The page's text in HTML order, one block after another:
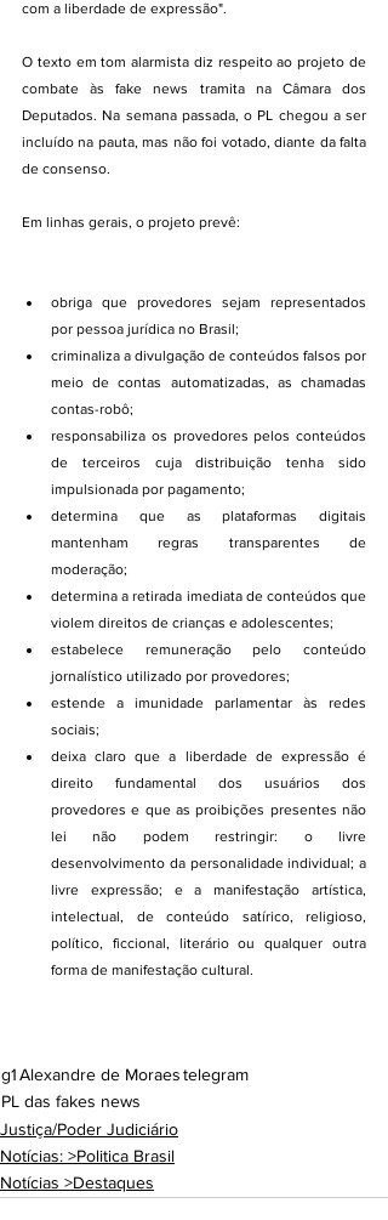
com a liberdade de expressão".
O texto em tom alarmista diz respeito ao projeto de
combate às fake news tramita na Câmara dos
Deputados. Na semana passada, o PL chegou a ser
incluído na pauta, mas não foi votado, diante da falta
de consenso.
Em linhas gerais, o projeto prevê:
obriga que provedores sejam representados
por pessoa jurídica no Brasil;
criminaliza a divulgação de conteúdos falsos por
meio de contas automatizadas, as chamadas
contas-robô;
responsabiliza os provedores pelos conteúdos
de terceiros cuja distribuição tenha sido
impulsionada por pagamento;
determina que as plataformas digitais
mantenham regras transparentes de
moderação;
determina a retirada imediata de conteúdos que
violem direitos de crianças e adolescentes;
estabelece remuneração pelo conteúdo
jornalístico utilizado por provedores;
estende a imunidade parlamentar às redes
sociais;
deixa claro que a liberdade de expressão é
direito fundamental dos usuários dos
provedores e que as proibições presentes não
lei não podem restringir: o livre
desenvolvimento da personalidade individual; a
livre expressão; e a manifestação artística,
intelectual, de conteúdo satírico, religioso,
político, ficcional, literário ou qualquer outra
forma de manifestação cultural.
g1Alexandre de Moraestelegram
PL das fakes news
Justiça/Poder Judiciário
Notícias: >Politica Brasil
Notícias >Destaques